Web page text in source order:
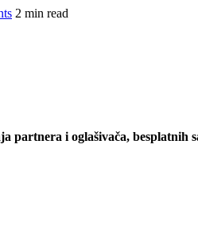
2 min read
partnera i oglašivača,